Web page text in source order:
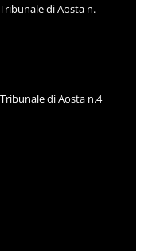
di Aosta n.
di Aosta n.4